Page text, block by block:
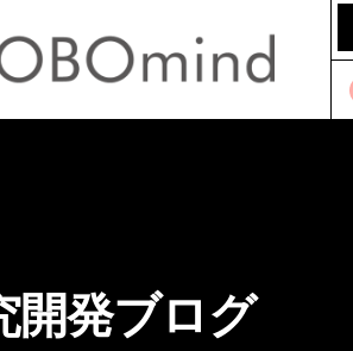
開発ブログ